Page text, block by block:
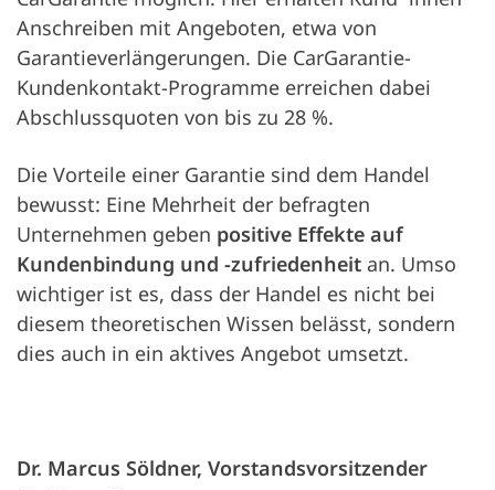
Anschreiben mit Angeboten, etwa von
Garantieverlängerungen. Die CarGarantie-
Kundenkontakt-Programme erreichen dabei
Abschlussquoten von bis zu 28 %.
Die Vorteile einer Garantie sind dem Handel
bewusst: Eine Mehrheit der befragten
Unternehmen geben positive Effekte auf
Kundenbindung und -zufriedenheit an. Umso
wichtiger ist es, dass der Handel es nicht bei
diesem theoretischen Wissen belässt, sondern
dies auch in ein aktives Angebot umsetzt.
Dr. Marcus Söldner, Vorstandsvorsitzender